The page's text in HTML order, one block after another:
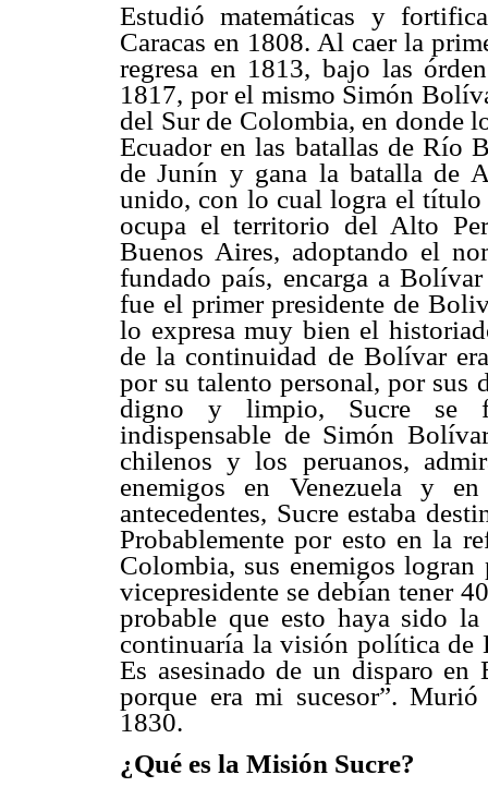
Estudió matemáticas y
Caracas en 1808. Al caer la
regresa en 1813, bajo las
1817, por el mismo Simón
del Sur de Colombia, en donde
Ecuador en las batallas de Río
de Junín y gana la batalla de
unido, con lo cual logra el título
ocupa el territorio del Alto
Buenos Aires, adoptando el
fundado país, encarga a
fue el primer presidente de
lo expresa muy bien el
de la continuidad de Bolívar
por su talento personal, por sus
digno y limpio, Sucre se
indispensable de Simón
chilenos y los peruanos,
enemigos en Venezuela y
antecedentes, Sucre estaba
Probablemente por esto en la
Colombia, sus enemigos
vicepresidente se debían tener
probable que esto haya sido
continuaría la visión política de
Es asesinado de un disparo
porque era mi sucesor”.
1830.
¿Qué es la Misión Sucre?